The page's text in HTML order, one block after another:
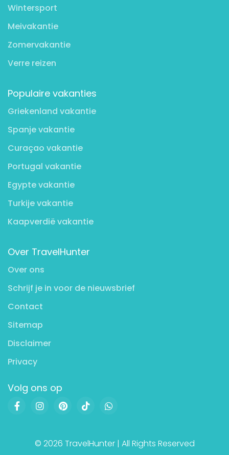
Wintersport
Meivakantie
Zomervakantie
Verre reizen
Populaire vakanties
Griekenland vakantie
Spanje vakantie
Curaçao vakantie
Portugal vakantie
Egypte vakantie
Turkije vakantie
Kaapverdië vakantie
Over TravelHunter
Over ons
Schrijf je in voor de nieuwsbrief
Contact
Sitemap
Disclaimer
Privacy
Volg ons op
© 2026 TravelHunter | All Rights Reserved